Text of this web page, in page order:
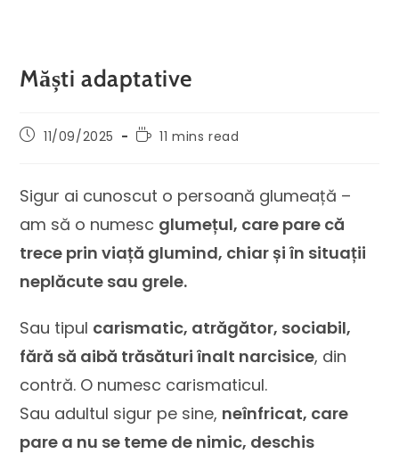
Măști adaptative
11/09/2025 11 mins read
Sigur ai cunoscut o persoană glumeață –
am să o numesc glumețul, care pare că
trece prin viață glumind, chiar și în situații
neplăcute sau grele.
Sau tipul carismatic, atrăgător, sociabil,
fără să aibă trăsături înalt narcisice, din
contră. O numesc carismaticul.
Sau adultul sigur pe sine, neînfricat, care
pare a nu se teme de nimic, deschis